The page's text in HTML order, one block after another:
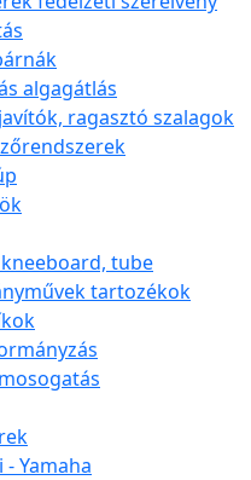
algagátlás
ragasztó szalagok
tube
tartozékok
Yamaha